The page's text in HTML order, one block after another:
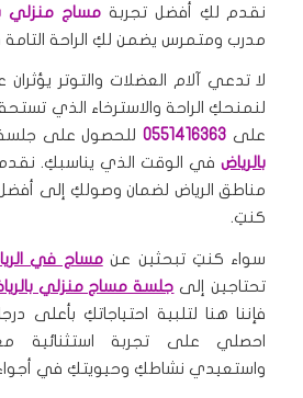
نقدم لكِ أفضل تجربةمساج منزلي
مدرب ومتمرس يضمن لكِ الراحة
لا تدعي آلام العضلات والتوتر
لنمنحكِ الراحة والاسترخاء الذي
على 0551416363للحصول على
بالرياضفي الوقت الذي يناسبكِ.
مناطق الرياض لضمان وصولكِ إلى
كنتِ.
سواء كنتِ تبحثين عنمساج في
تحتاجين إلى جلسة مساج منزلي
فإننا هنا لتلبية احتياجاتكِ بأعلى
احصلي على تجربة استثنائية مع
واستعيدي نشاطكِ وحيويتكِ في أجواء